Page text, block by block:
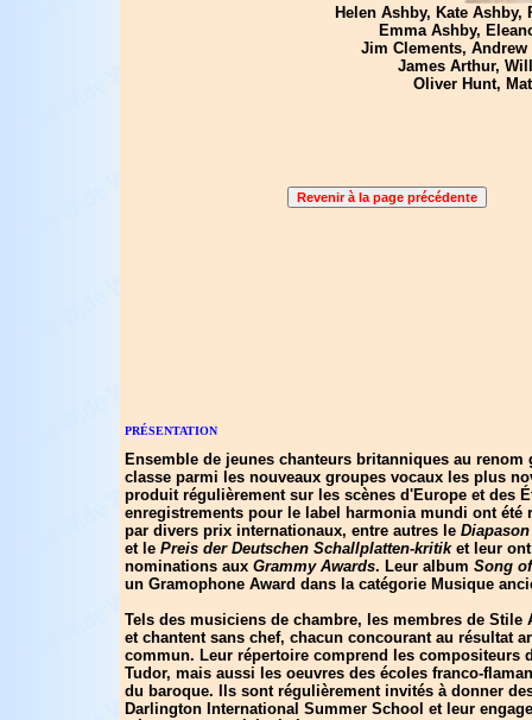
Helen Ashby, Kate Ashby,
Emma Ashby,
Jim Clements,
James Arthur,
Oliver Hunt,
PRÉSENTATION
Ensemble de jeunes chanteurs britanniques au renom
classe parmi les nouveaux groupes vocaux les plus
produit régulièrement sur les scènes d'Europe et des
enregistrements pour le label harmonia mundi ont été
par divers prix internationaux, entre autres le
et le Preis der Deutschen Schallplatten-kritiket leur
nominations aux Grammy Awards. Leur album Song
un Gramophone Award dans la catégorie Musique
Tels des musiciens de chambre, les membres de Stile
et chantent sans chef, chacun concourant au résultat
commun. Leur répertoire comprend les compositeurs
Tudor, mais aussi les oeuvres des écoles franco-
du baroque. Ils sont régulièrement invités à donner
Darlington International Summer School et leur